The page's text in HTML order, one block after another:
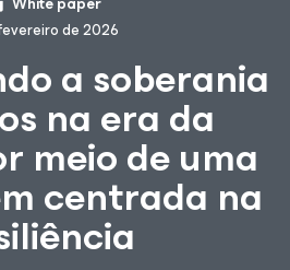
conteúdo da CrowdStrike
de 2026
a soberania
na era da
meio de uma
centrada na